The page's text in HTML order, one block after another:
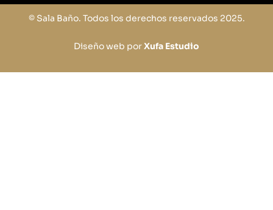
© Sala Baño. Todos los derechos reservados 2025.
Diseño web porXufa Estudio